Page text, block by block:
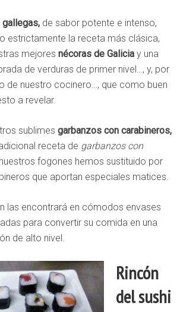
gallegas, de sabor potente e intenso,
estrictamente la receta más clásica,
mejores nécoras de Galicia y una
de verduras de primer nivel…, y, por
de nuestro cocinero…, que como buen
a revelar.
sublimes garbanzos con carabineros,
receta de garbanzos con
fogones hemos sustituido por
que aportan especiales matices.
las encontrará en cómodos envases
para convertir su comida en una
de alto nivel.
Rincón
del sushi